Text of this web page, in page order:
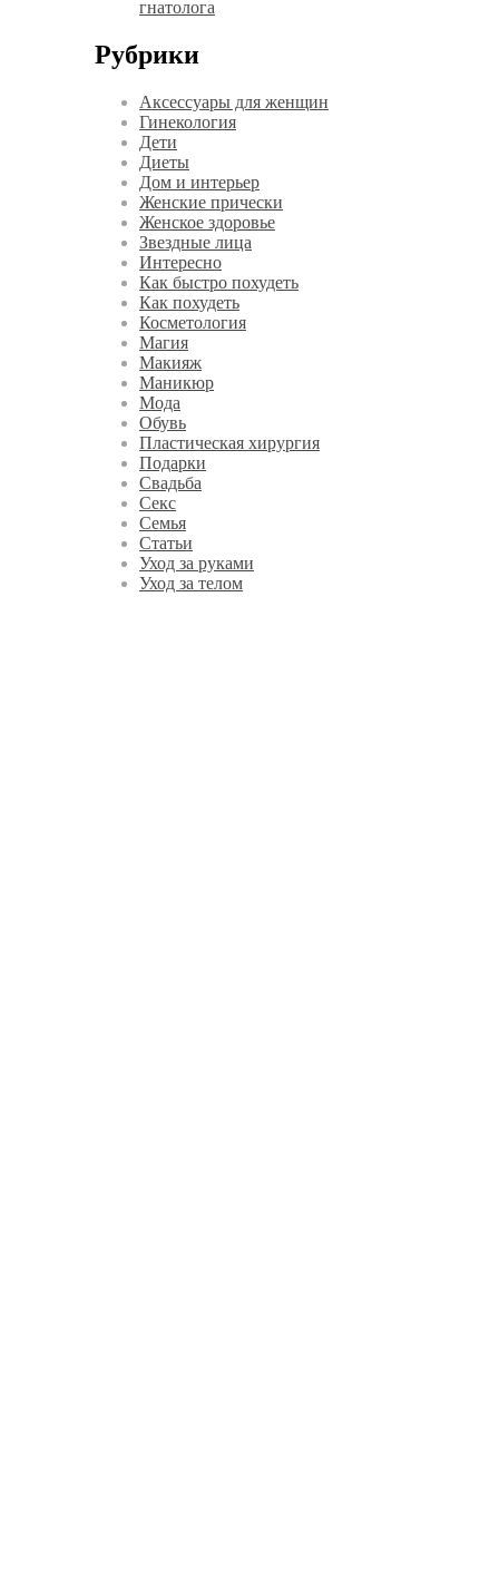
гнатолога
Рубрики
Аксессуары для женщин
Гинекология
Дети
Диеты
Дом и интерьер
Женские прически
Женское здоровье
Звездные лица
Интересно
Как быстро похудеть
Как похудеть
Косметология
Магия
Макияж
Маникюр
Мода
Обувь
Пластическая хирургия
Подарки
Свадьба
Секс
Семья
Статьи
Уход за руками
Уход за телом